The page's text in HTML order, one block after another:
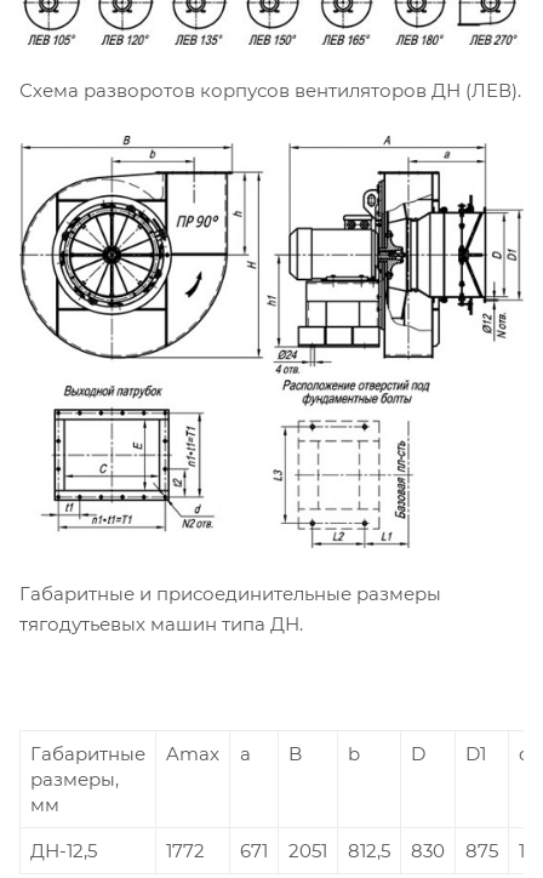
Схема разворотов корпусов вентиляторов ДН (ЛЕВ).
Габаритные и присоединительные размеры
тягодутьевых машин типа ДН.
Габаритные
размеры,
мм
Amax a B b D D1 d
ДН-12,5 1772 671 2051 812,5 830 875 14